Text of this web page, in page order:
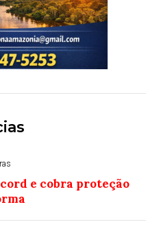
e cobra proteção